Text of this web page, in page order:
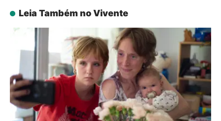
Leia Também no Vivente